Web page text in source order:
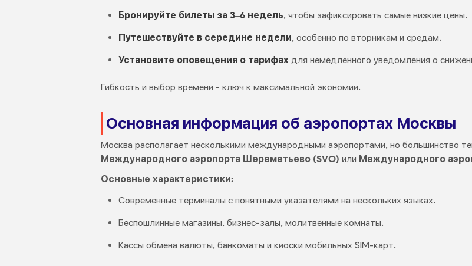
Бронируйте билеты за 3–6 недель, чтобы зафиксировать самые низкие цены.
Путешествуйте в середине недели, особенно по вторникам и средам.
Установите оповещения о тарифах для немедленного уведомления о
Гибкость и выбор времени - ключ к максимальной экономии.
Основная информация об аэропортах Москвы
Москва располагает несколькими международными аэропортами, но большинство
Международного аэропорта Шереметьево (SVO) или Международного
Основные характеристики:
Современные терминалы с понятными указателями на нескольких языках.
Беспошлинные магазины, бизнес-залы, молитвенные комнаты.
Кассы обмена валюты, банкоматы и киоски мобильных SIM-карт.